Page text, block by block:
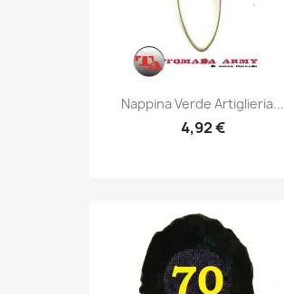
Anteprima
Nappina Verde Artiglieria...
4,92 €